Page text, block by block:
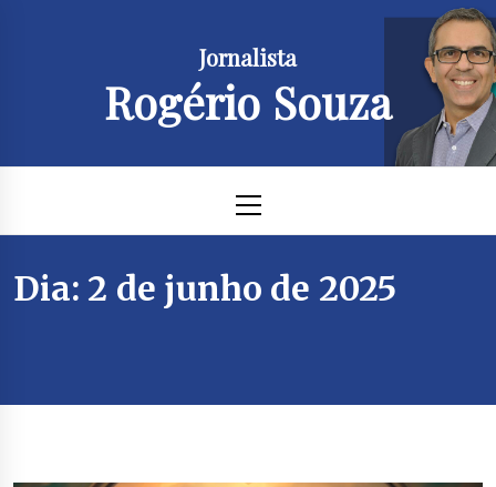
Jornalista
Rogério Souza
Menu
Dia: 2 de junho de 2025